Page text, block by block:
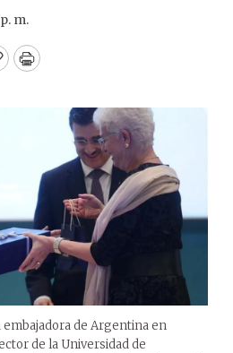
m.
Print
embajadora de Argentina en
de la Universidad de